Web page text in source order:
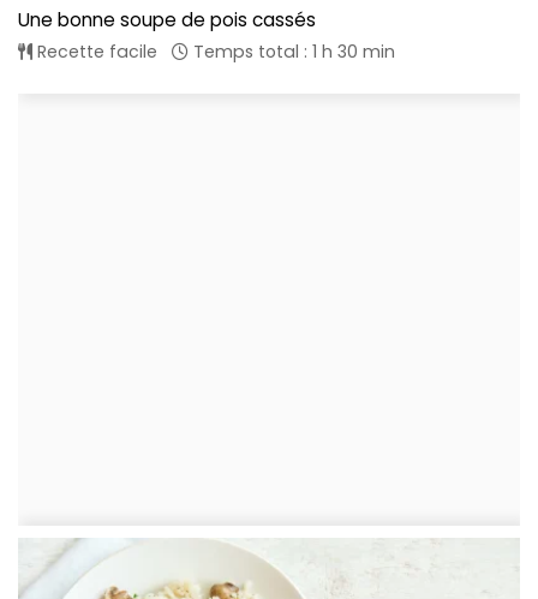
Une bonne soupe de pois cassés
Recette facile Temps total : 1 h 30 min